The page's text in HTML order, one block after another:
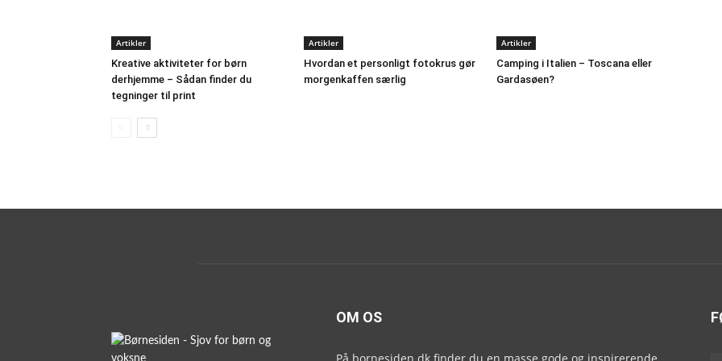
Artikler
Kreative aktiviteter for børn
derhjemme – Sådan finder du
tegninger til print
Artikler
Hvordan et personligt fotokrus gør
morgenkaffen særlig
Artikler
Camping i Italien – Toscana eller
Gardasøen?
OM OS